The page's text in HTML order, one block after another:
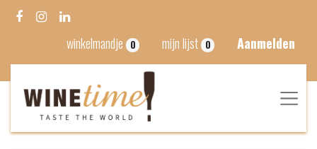
winkelmandje 0 mijn lijst 0 Aanmelden